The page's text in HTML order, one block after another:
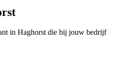
in Haghorst die bij jouw bedrijf